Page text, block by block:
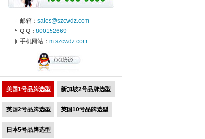
邮箱： sales@szcwdz.com
Q Q： 800152669
手机网站： m.szcwdz.com
美国1号品牌选型 新加坡2号品牌选型
英国2号品牌选型 英国10号品牌选型
日本5号品牌选型